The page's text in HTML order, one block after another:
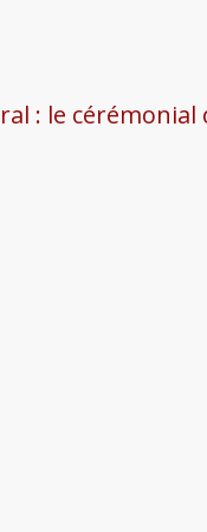
: le cérémonial